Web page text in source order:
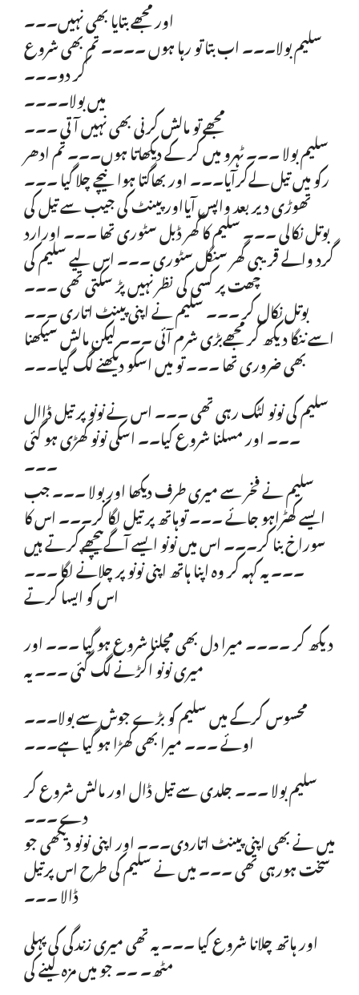
اور مجھے بتایا بھی نہیں۔۔۔
س​​​​​لیم بولا۔۔۔ اب بتا تو رہا ہوں ۔۔۔۔ تم بھی شروع
کر دو۔۔۔
میں بولا۔۔۔۔
مجھے تو مالش کرنی بھی نہیں آتی ۔۔۔
سلیم بولا ۔۔۔ ٹہرو میں کر کے دیکھاتا ہوں۔۔۔ تم ادھر
رکو میں تیل لےکرآیا۔۔۔ اور بھاگتا ہوا نیچے چلا گیا ۔۔۔
تھوڑی دیر بعد واپس آیااور پینٹ کی جیب سے تیل کی
بوتل نکالی ۔۔۔ سلیم کا گھر ڈبل سٹوری تھا ۔۔۔ اورارد
گرد والے قریبی گھر سنگل سٹوری ۔۔۔ اس لیے سلیم کی
چھت پر کسی کی نظر نہیں پڑ سکتی تھی ۔۔۔
بوتل نکال کر ۔۔۔ سلیم نے اپنی پینٹ اتاری ۔۔۔
اسے ننگا دیکھ کر مجھےبڑی شرم آئی ۔۔۔ لیکن مالش سیکھنا
بھی ضروری تھا ۔۔۔ تو میں اسکو دیکھنے لگ گیا۔۔۔
سلیم کی نونو لٹک رہی تھی ۔۔۔ اس نے نونو پر تیل ڈاال
۔۔۔ اور مسلنا شروع کیا۔۔ اسکی نونو کھڑی ہو گئی
۔۔۔
س​​​​​​لیم نے فخر سے میری طرف دیکھا اور بولا ۔۔۔ جب
ایسے کھٹراہو جائے ۔۔۔ توہاتھ پر تیل لگا کر۔۔۔ اس کا
سوراخ بنا کر۔۔۔ اس میں نونو ایسے آگےپیچھے کرتے ہیں
۔۔۔ یہ کہہ کر وہ اپنا ہاتھ اپنی نونو پر چلانے لگا ۔۔۔
اس کو ایسا کرتے
دیکھ کر ۔۔۔۔ میرا دل بھی مچلنا شروع ہو گیا ۔۔۔ اور
میری نونو اکڑنے لگ گئی ۔۔۔ یہ
محسوس کرکے میں سلیم کو بڑے جوش سے بولا۔۔۔
اوئے ۔۔۔ میرا بھی کھڑا ہو گیا ہے۔۔۔
سلیم بولا ۔۔۔ جلدی سے تیل ڈال اور مالش شروع کر
دے ۔۔۔
میں نے بھی اپنی پینٹ اتاردی۔۔۔ اور اپنی نونو دیکھی جو
سخت ہورہی تھی ۔۔۔ میں نے سلیم کی طرح اس پرتیل
ڈالا ۔۔۔
اور ہاتھ چلانا شروع کیا ۔۔۔ یہ تھی میری زندگی کی پہلی
مٹھ۔ ۔۔ جو میں مزہ لینے کی